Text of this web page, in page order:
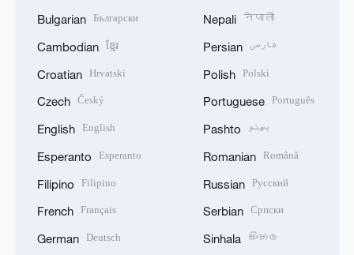
Bulgarian Български
Cambodian ខ្មែរ
Croatian Hrvatski
Czech Český
English English
Esperanto Esperanto
Filipino Filipino
French Français
German Deutsch
Nepali नेपाली
Persian فارسی
Polish Polski
Portuguese Português
Pashto پښتو
Romanian Română
Russian Русский
Serbian Српски
Sinhala සිංහල